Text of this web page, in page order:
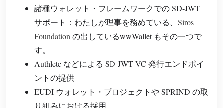
諸種ウォレット・フレームワークでの SD-JWT
サポート：わたしが理事を務めている、 Siros
Foundationの出しているwwWallet もその一つで
す。
Authlete などによる SD-JWT VC 発行エンドポイ
ントの提供
EUDI ウォレット・プロジェクトや SPRIND の取
り組みにおける採用